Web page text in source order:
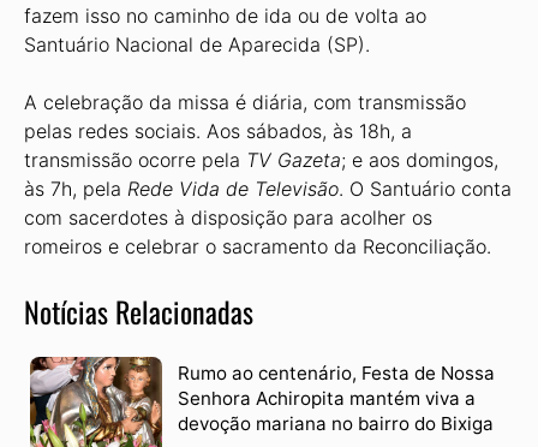
fazem isso no caminho de ida ou de volta ao
Santuário Nacional de Aparecida (SP).
A celebração da missa é diária, com transmissão
pelas redes sociais. Aos sábados, às 18h, a
transmissão ocorre pela TV Gazeta; e aos domingos,
às 7h, pela Rede Vida de Televisão. O Santuário conta
com sacerdotes à disposição para acolher os
romeiros e celebrar o sacramento da Reconciliação.
Notícias Relacionadas
Rumo ao centenário, Festa de Nossa
Senhora Achiropita mantém viva a
devoção mariana no bairro do Bixiga